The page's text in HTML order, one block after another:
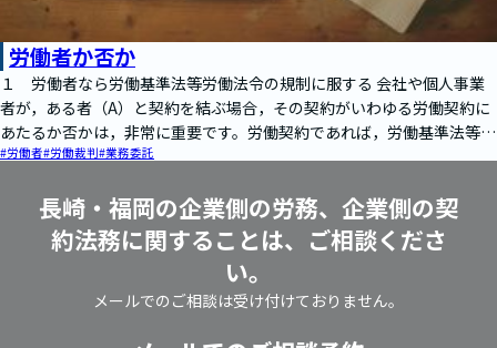
労働者か否か
１ 労働者なら労働基準法等労働法令の規制に服する 会社や個人事業
者が，ある者（A）と契約を結ぶ場合，その契約がいわゆる労働契約に
あたるか否かは，非常に重要です。労働契約であれば，労働基準法等労
働法令の…
#労働者#労働裁判#業務委託
長崎・福岡の企業側の労務、企業側の契
約法務に関することは、ご相談くださ
い。
メールでのご相談は受け付けておりません。